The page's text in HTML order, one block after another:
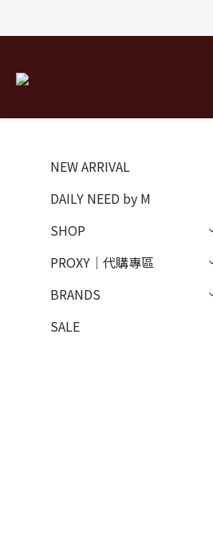
NEW ARRIVAL
DAILY NEED by M
SHOP
PROXY｜代購專區
BRANDS
SALE